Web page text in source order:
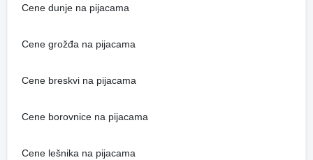
Cene dunje na pijacama
Cene grožđa na pijacama
Cene breskvi na pijacama
Cene borovnice na pijacama
Cene lešnika na pijacama